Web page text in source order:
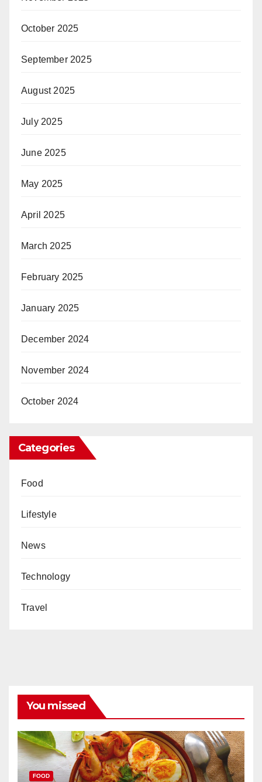
October 2025
September 2025
August 2025
July 2025
June 2025
May 2025
April 2025
March 2025
February 2025
January 2025
December 2024
November 2024
October 2024
Categories
Food
Lifestyle
News
Technology
Travel
You missed
FOOD